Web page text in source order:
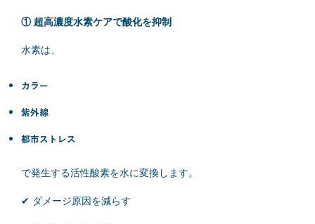
① 超高濃度水素ケアで酸化を抑制
水素は、
カラー
紫外線
都市ストレス
で発生する活性酸素を水に変換します。
✔ ダメージ原因を減らす